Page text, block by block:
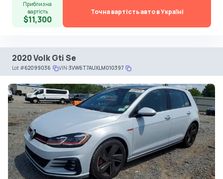
Приблизна
вартість
$11,300
Точна вартість авто в Україні
2020 Volk Gti Se
Lot#62099036 VIN:3VW6T7AUXLM010397